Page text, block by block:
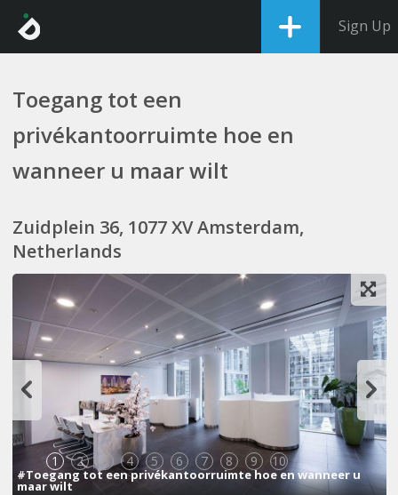
Sign Up
Toegang tot een
privékantoorruimte hoe en
wanneer u maar wilt
Zuidplein 36, 1077 XV Amsterdam,
Netherlands
1 2 4 5 6 7 8 9 10
#Toegang tot een privékantoorruimte hoe en wanneer u
maar wilt